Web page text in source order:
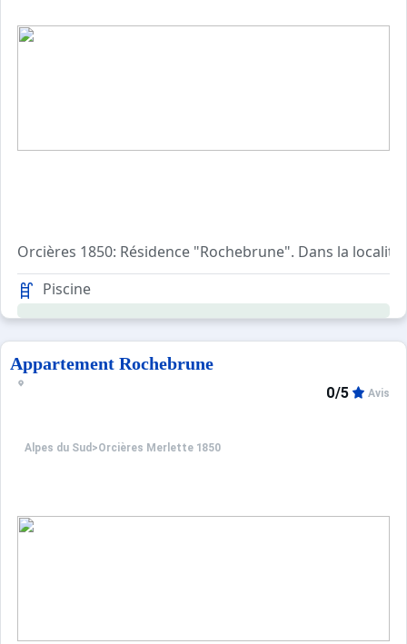
Orcières 1850: Résidence "Rochebrune". Dans la
Piscine
Appartement Rochebrune
Alpes du Sud >Orcières Merlette 1850
0/5 Avis